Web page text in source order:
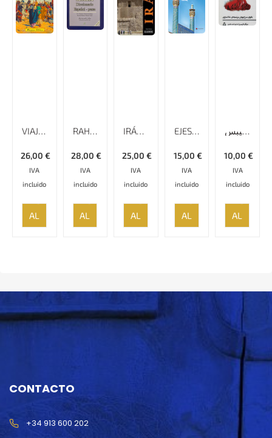
VIAJE AL INTERIOR DE PERSIA
€
26,00
IVA
incluido
AL
CARRITO
RAHNAMA DICCIONARIO ESPAÑOL- PERSA
€
28,00
IVA
incluido
AL
CARRITO
IRÁN – RUMBO A
€
25,00
IVA
incluido
AL
CARRITO
EJES OPUESTOS -RELATO DE UN AÑO EN IRÁN
€
15,00
IVA
incluido
AL
CARRITO
بانوى سرخ يوش برزمينهى خاكسترى ميكَل دليبس
€
10,00
IVA
incluido
AL
CARRITO
CONTACTO
+34 913 600 202